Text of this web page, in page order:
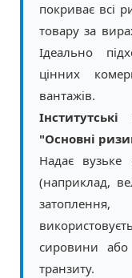
покриває всі
товару за
Ідеально
цінних
вантажів.
"Основні
Надає вузьке
(наприклад,
сировини або
транзиту.